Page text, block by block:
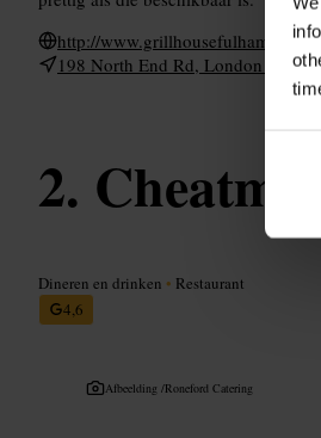
http://www.grillhousefulham.co.uk/
198 North End Rd, London W14
Dineren en drinken • Restaurant
4,6
Afbeelding /Roneford Catering